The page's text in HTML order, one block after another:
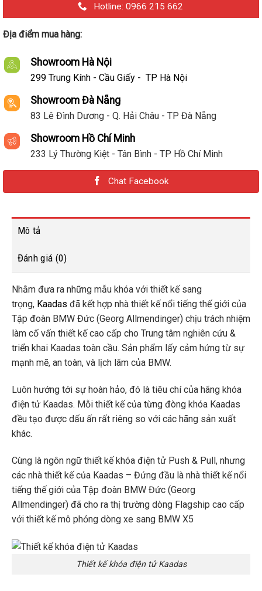
Hotline: 0966 215 662
Địa điểm mua hàng:
Showroom Hà Nội
299 Trung Kính - Cầu Giấy - TP Hà Nội
Showroom Đà Nẵng
83 Lê Đình Dương - Q. Hải Châu - TP Đà Nẵng
Showroom Hồ Chí Minh
233 Lý Thường Kiệt - Tân Bình - TP Hồ Chí Minh
Chat Facebook
Mô tả
Đánh giá (0)
Nhằm đưa ra những mẫu khóa với thiết kế sang
trọng, Kaadas đã kết hợp nhà thiết kế nổi tiếng thế giới của
Tập đoàn BMW Đức (Georg Allmendinger) chịu trách nhiệm
làm cố vấn thiết kế cao cấp cho Trung tâm nghiên cứu &
triển khai Kaadas toàn cầu. Sản phẩm lấy cảm hứng từ sự
mạnh mẽ, an toàn, và lịch lãm của BMW.
Luôn hướng tới sự hoàn hảo, đó là tiêu chí của hãng khóa
điện tử Kaadas. Mỗi thiết kế của từng đòng khóa Kaadas
đều tạo được dấu ấn rất riêng so với các hãng sản xuất
khác.
Cùng là ngôn ngữ thiết kế khóa điện tử Push & Pull, nhưng
các nhà thiết kế của Kaadas – Đứng đầu là nhà thiết kế nổi
tiếng thế giới của Tập đoàn BMW Đức (Georg
Allmendinger) đã cho ra thị trường dòng Flagship cao cấp
với thiết kế mô phỏng dòng xe sang BMW X5
Thiết kế khóa điện tử Kaadas